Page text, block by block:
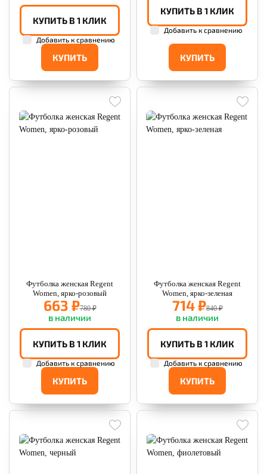
КУПИТЬ
КУПИТЬ В 1 КЛИК
Добавить к сравнению
КУПИТЬ
КУПИТЬ В 1 КЛИК
Добавить к сравнению
Футболка женская Regent
Women, ярко-розовый
663 ₽780 ₽
в наличии
КУПИТЬ
КУПИТЬ В 1 КЛИК
Добавить к сравнению
Футболка женская Regent
Women, ярко-зеленая
714 ₽840 ₽
в наличии
КУПИТЬ
КУПИТЬ В 1 КЛИК
Добавить к сравнению